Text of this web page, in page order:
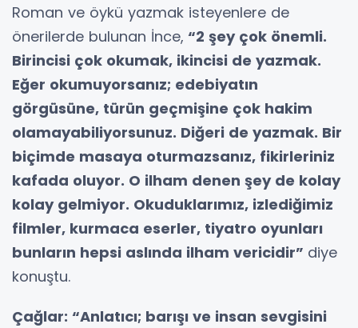
Roman ve öykü yazmak isteyenlere de
önerilerde bulunan İnce, “2 şey çok önemli.
Birincisi çok okumak, ikincisi de yazmak.
Eğer okumuyorsanız; edebiyatın
görgüsüne, türün geçmişine çok hakim
olamayabiliyorsunuz. Diğeri de yazmak. Bir
biçimde masaya oturmazsanız, fikirleriniz
kafada oluyor. O ilham denen şey de kolay
kolay gelmiyor. Okuduklarımız, izlediğimiz
filmler, kurmaca eserler, tiyatro oyunları
bunların hepsi aslında ilham vericidir” diye
konuştu.
Çağlar: “Anlatıcı; barışı ve insan sevgisini